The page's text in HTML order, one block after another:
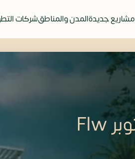
مشاريع جديدةالمدن والمناطقشركات
كمبوند فلو ريزيدنس 6 أكتوبر Flw